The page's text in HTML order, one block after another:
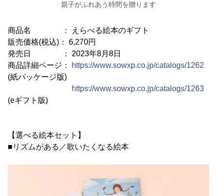
親子がふれあう時間を贈ります
商品名 ： えらべる絵本のギフト
販売価格(税込)： 6,270円
発売日 ： 2023年8月8日
商品詳細ページ：
https://www.sowxp.co.jp/catalogs/1262
(紙パッケージ版)
https://www.sowxp.co.jp/catalogs/1263
(eギフト版)
【選べる絵本セット】
■リズムがある／歌いたくなる絵本